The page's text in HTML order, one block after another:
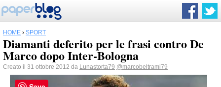
HOME › SPORT
Diamanti deferito per le frasi contro De
Marco dopo Inter-Bologna
Creato il 31 ottobre 2012 da Lunastorta79 @marcobeltrami79